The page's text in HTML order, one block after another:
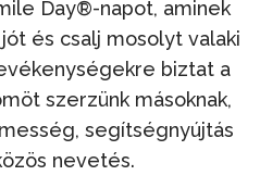
Day®-napot, aminek
és csalj mosolyt valaki
biztat a
szerzünk másoknak,
segítségnyújtás
nevetés.